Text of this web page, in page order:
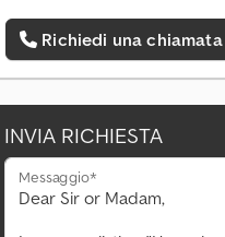
Richiedi una chiamata
INVIA RICHIESTA
Messaggio*